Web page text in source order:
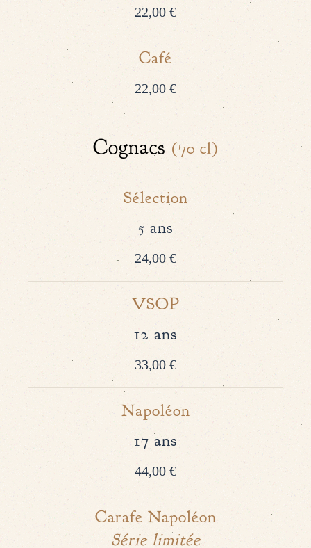
22,00 €
Café
22,00 €
Cognacs (70 cl)
Sélection
5 ans
24,00 €
VSOP
12 ans
33,00 €
Napoléon
17 ans
44,00 €
Carafe Napoléon
Série limitée